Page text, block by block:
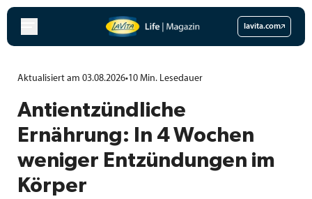
Zum
springen
lavita.com
Aktualisiert am 03.08.2026•10 Min. Lesedauer
Antientzündliche
Ernährung: In 4 Wochen
weniger Entzündungen im
Körper